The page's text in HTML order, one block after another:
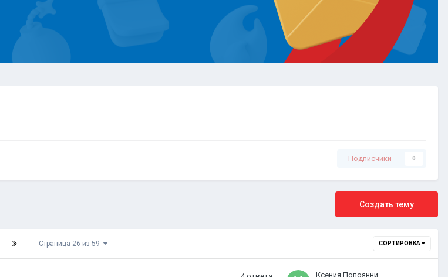
Подписчики 0
Создать тему
СОРТИРОВКА
Страница 26 из 59
Ксения Попоянни